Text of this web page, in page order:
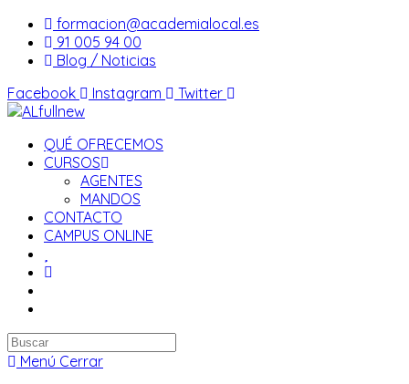
Saltar
contenido
formacion@academialocal.es
91 005 94 00
Blog / Noticias
Facebook
Instagram Twitter
QUÉ OFRECEMOS
CURSOS
AGENTES
MANDOS
CONTACTO
CAMPUS ONLINE
Buscar
enMenú Cerrar